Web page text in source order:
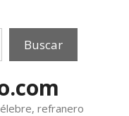
Buscar
refranero